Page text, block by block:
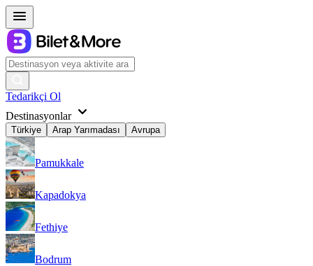
Tedarikçi Ol
Destinasyonlar
Türkiye Arap Yarımadası Avrupa
Pamukkale
Kapadokya
Fethiye
Bodrum